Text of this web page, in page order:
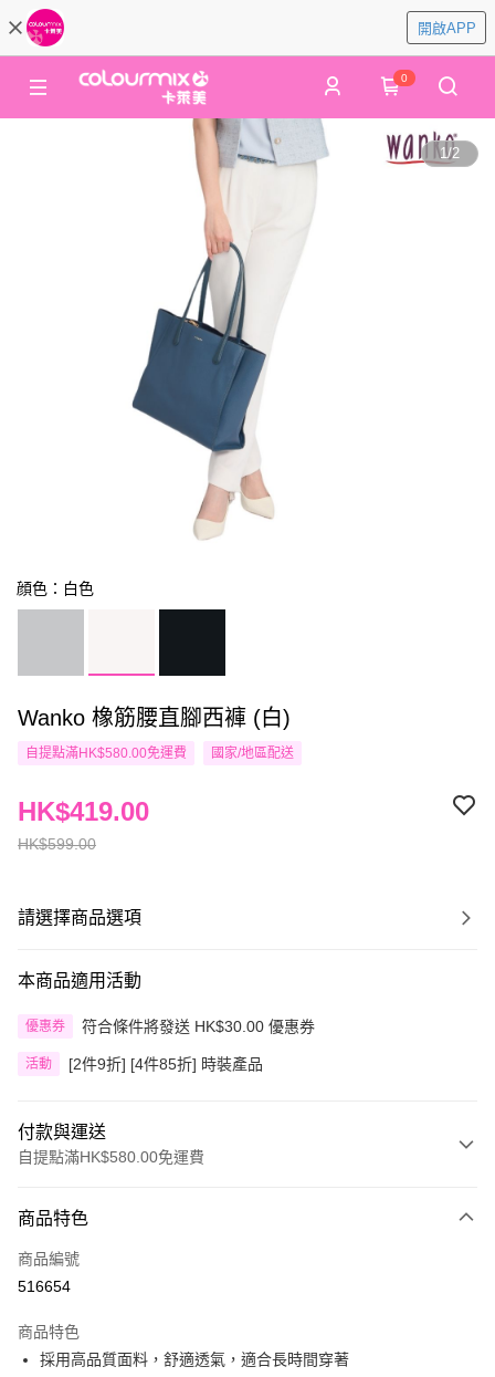
開啟APP
0
1/2
顔色：白色
Wanko 橡筋腰直腳西褲 (白)
自提點滿HK$580.00免運費 國家/地區配送
HK$599.00
HK$419.00
請選擇商品選項
本商品適用活動
優惠券 符合條件將發送 HK$30.00 優惠券
活動 [2件9折] [4件85折] 時裝產品
付款與運送
自提點滿HK$580.00免運費
信用卡
Apple Pay
AlipayHK
商品特色
商品編號
516654
商品特色
採用高品質面料，舒適透氣，適合長時間穿著